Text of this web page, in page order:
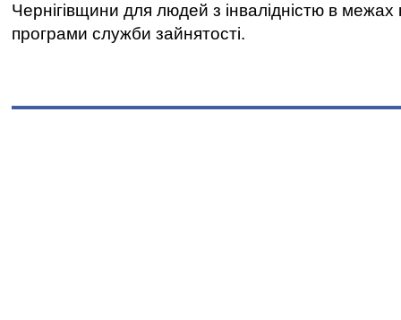
Чернігівщини для людей з інвалідністю в межах
програми служби зайнятості.